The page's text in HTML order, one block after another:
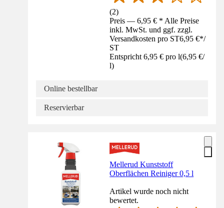
(2)
Preis — 6,95 € * Alle Preise
inkl. MwSt. und ggf. zzgl.
Versandkosten pro ST6,95 €*/
ST
Entspricht 6,95 € pro l(6,95 €/
l)
Online bestellbar
Reservierbar
Mellerud Kunststoff
Oberflächen Reiniger 0,5 l
Artikel wurde noch nicht
bewertet.